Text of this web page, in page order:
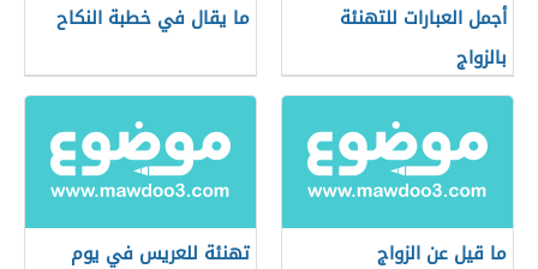
أجمل العبارات للتهنئة
بالزواج
ما يقال في خطبة النكاح
ما قيل عن الزواج تهنئة للعريس في يوم